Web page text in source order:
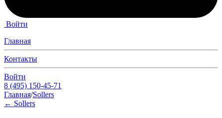
Войти
Главная
Контакты
Войти
8 (495) 150-45-71
Главная/Sollers
← Sollers